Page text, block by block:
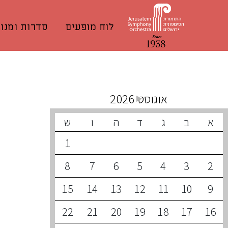
לוח מופעים סדרות
אוגוסט 2026
א ב ג ד ה ו
ש
1
2
3
4
5
6
7
8
9
10
11
12
13
14
15
16
17
18
19
20
21
22